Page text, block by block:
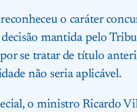
o caráter
mantida pelo
se tratar de título
não seria aplicável.
o ministro Ricardo